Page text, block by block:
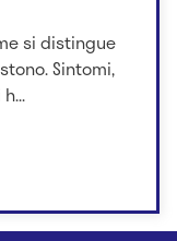
si distingue
Sintomi,